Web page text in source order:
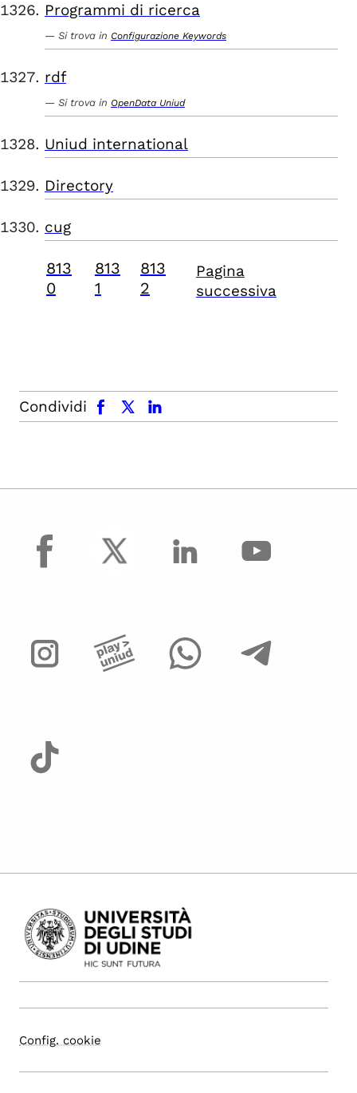
Programmi di ricerca
Si trova in Configurazione Keywords
rdf
Si trova in OpenData Uniud
Uniud international
Directory
cug
813
0
813
1
813
2
Pagina
successiva
Condividi
facebook x.com linkedin
facebook
Config. cookie